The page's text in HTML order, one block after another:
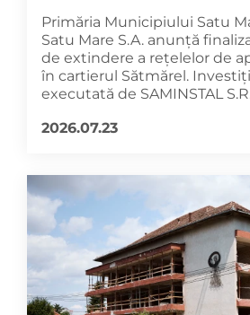
Primăria Municipiului Satu
Satu Mare S.A. anunță
de extindere a rețelelor de
în cartierul Sătmărel.
executată de SAMINSTAL
2026.07.23